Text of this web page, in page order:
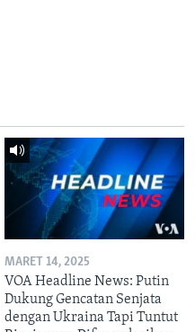
MARET 14, 2025
VOA Headline News: Putin
Dukung Gencatan Senjata
dengan Ukraina Tapi Tuntut